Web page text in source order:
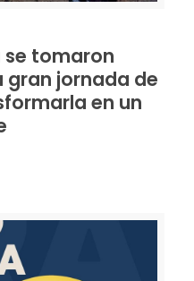
se tomaron
gran jornada de
en un